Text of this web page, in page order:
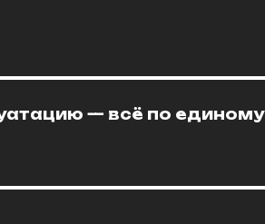
— всё по единому